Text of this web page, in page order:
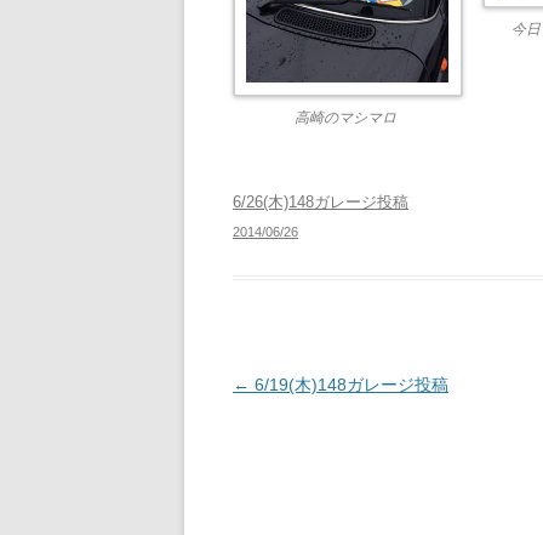
高崎のマシマロ
今
6/26(木)148ガレージ投稿
2014/06/26
投
← 6/19(木)148ガレージ投稿